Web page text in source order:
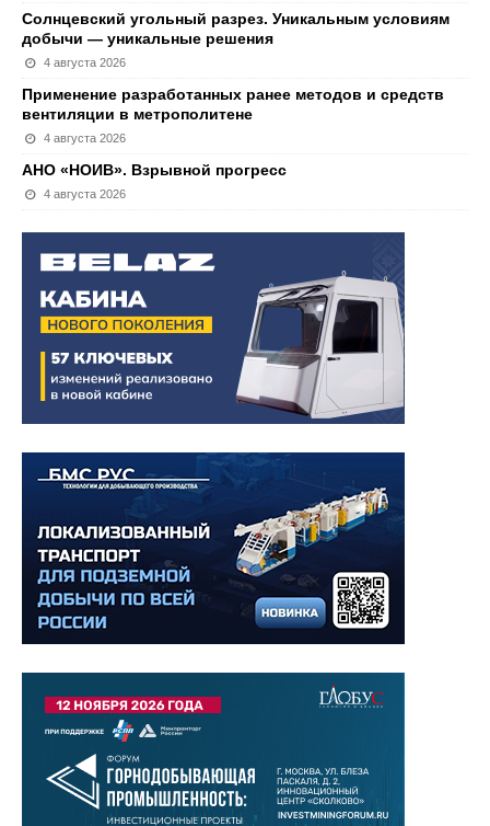
Солнцевский угольный разрез. Уникальным условиям
добычи — уникальные решения
4 августа 2026
Применение разработанных ранее методов и средств
вентиляции в метрополитене
4 августа 2026
АНО «НОИВ». Взрывной прогресс
4 августа 2026